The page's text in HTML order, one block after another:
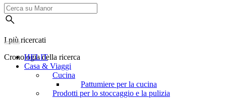
I più ricercati
Cronologia della ricerca
HELIT
Casa & Viaggi
Cucina
Pattumiere per la cucina
Prodotti per lo stoccaggio e la pulizia